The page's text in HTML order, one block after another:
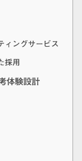
ィングサービス
採用
体験設計